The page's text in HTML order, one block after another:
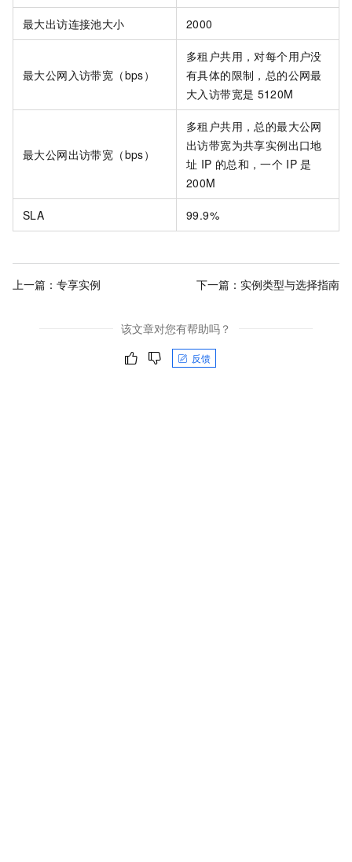
最大出访连接池大小 2000
最大公网入访带宽（bps）
多租户共用，对每个用户没
有具体的限制，总的公网最
大入访带宽是 5120M
最大公网出访带宽（bps）
多租户共用，总的最大公网
出访带宽为共享实例出口地
址 IP 的总和，一个 IP 是
200M
SLA 99.9%
上一篇： 专享实例 下一篇： 实例类型与选择指南
该文章对您有帮助吗？
反馈